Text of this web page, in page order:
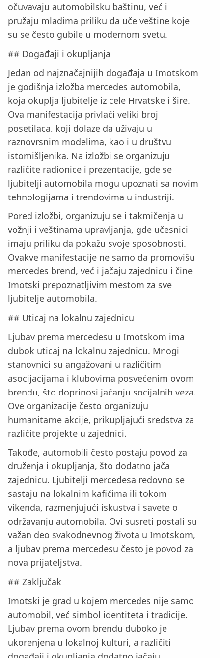
očuvavaju automobilsku baštinu, već i
pružaju mladima priliku da uče veštine koje
su se često gubile u modernom svetu.
## Događaji i okupljanja
Jedan od najznačajnijih događaja u Imotskom
je godišnja izložba mercedes automobila,
koja okuplja ljubitelje iz cele Hrvatske i šire.
Ova manifestacija privlači veliki broj
posetilaca, koji dolaze da uživaju u
raznovrsnim modelima, kao i u društvu
istomišljenika. Na izložbi se organizuju
različite radionice i prezentacije, gde se
ljubitelji automobila mogu upoznati sa novim
tehnologijama i trendovima u industriji.
Pored izložbi, organizuju se i takmičenja u
vožnji i veštinama upravljanja, gde učesnici
imaju priliku da pokažu svoje sposobnosti.
Ovakve manifestacije ne samo da promovišu
mercedes brend, već i jačaju zajednicu i čine
Imotski prepoznatljivim mestom za sve
ljubitelje automobila.
## Uticaj na lokalnu zajednicu
Ljubav prema mercedesu u Imotskom ima
dubok uticaj na lokalnu zajednicu. Mnogi
stanovnici su angažovani u različitim
asocijacijama i klubovima posvećenim ovom
brendu, što doprinosi jačanju socijalnih veza.
Ove organizacije često organizuju
humanitarne akcije, prikupljajući sredstva za
različite projekte u zajednici.
Takođe, automobili često postaju povod za
druženja i okupljanja, što dodatno jača
zajednicu. Ljubitelji mercedesa redovno se
sastaju na lokalnim kafićima ili tokom
vikenda, razmenjujući iskustva i savete o
održavanju automobila. Ovi susreti postali su
važan deo svakodnevnog života u Imotskom,
a ljubav prema mercedesu često je povod za
nova prijateljstva.
## Zaključak
Imotski je grad u kojem mercedes nije samo
automobil, već simbol identiteta i tradicije.
Ljubav prema ovom brendu duboko je
ukorenjena u lokalnoj kulturi, a različiti